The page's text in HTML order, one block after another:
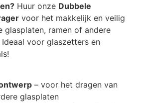
Huur onze Dubbele
voor het makkelijk en veilig
glasplaten, ramen of andere
voor glaszetters en
– voor het dragen van
glasplaten